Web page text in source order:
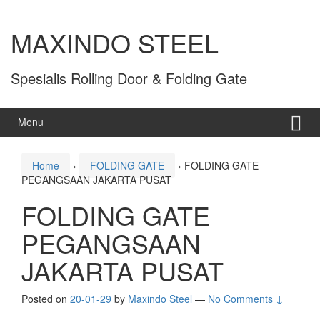
MAXINDO STEEL
Spesialis Rolling Door & Folding Gate
Menu
Home › FOLDING GATE › FOLDING GATE
PEGANGSAAN JAKARTA PUSAT
FOLDING GATE
PEGANGSAAN
JAKARTA PUSAT
Posted on 20-01-29 by Maxindo Steel — No Comments ↓